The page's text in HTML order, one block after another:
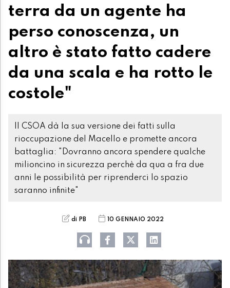
terra da un agente ha
perso conoscenza, un
altro è stato fatto cadere
da una scala e ha rotto le
costole"
Il CSOA dà la sua versione dei fatti sulla
rioccupazione del Macello e promette ancora
battaglia: "Dovranno ancora spendere qualche
milioncino in sicurezza perchè da qua a fra due
anni le possibilità per riprenderci lo spazio
saranno infinite"
di PB 10 GENNAIO 2022